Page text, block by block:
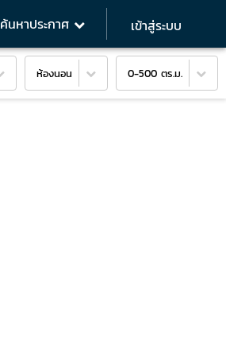
ค้นหาประกาศ เข้าสู่ระบบ
ห้องนอน 0-500 ตร.ม.